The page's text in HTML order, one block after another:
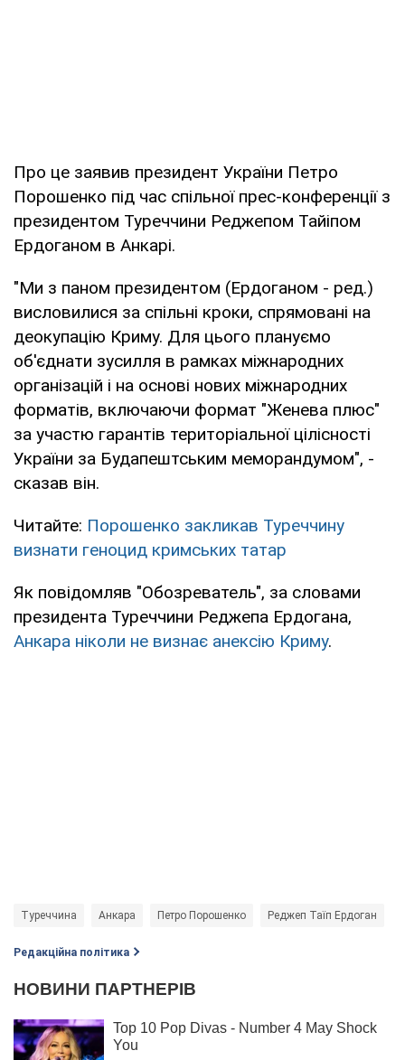
Про це заявив президент України Петро
Порошенко під час спільної прес-конференції з
президентом Туреччини Реджепом Тайіпом
Ердоганом в Анкарі.
"Ми з паном президентом (Ердоганом - ред.)
висловилися за спільні кроки, спрямовані на
деокупацію Криму. Для цього плануємо
об'єднати зусилля в рамках міжнародних
організацій і на основі нових міжнародних
форматів, включаючи формат "Женева плюс"
за участю гарантів територіальної цілісності
України за Будапештським меморандумом", -
сказав він.
Читайте: Порошенко закликав Туреччину
визнати геноцид кримських татар
Як повідомляв "Обозреватель", за словами
президента Туреччини Реджепа Ердогана,
Анкара ніколи не визнає анексію Криму.
Туреччина Анкара Петро Порошенко Реджеп Таїп Ердоган
Редакційна політика